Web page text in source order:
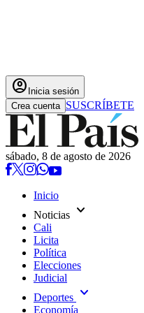
account_circle Inicia sesión
Crea cuenta SUSCRÍBETE
sábado, 8 de agosto de 2026
Inicio
Noticias expand_more
Cali
Licita
Política
Elecciones
Judicial
Deportes expand_more
Economía